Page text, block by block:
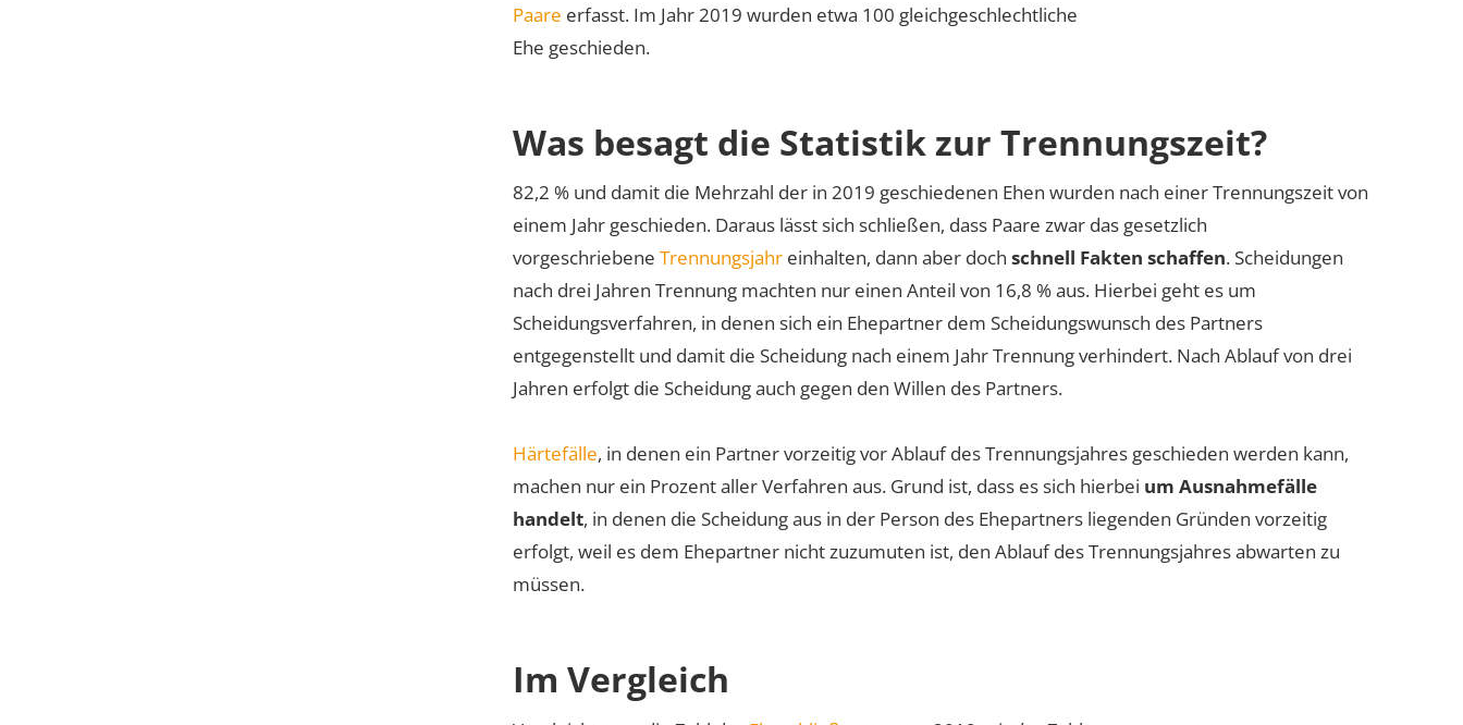
Paare erfasst. Im Jahr 2019 wurden etwa 100 gleichgeschlechtliche
Ehe geschieden.
Was besagt die Statistik zur Trennungszeit?
82,2 % und damit die Mehrzahl der in 2019 geschiedenen Ehen wurden nach einer Trennungszeit von
einem Jahr geschieden. Daraus lässt sich schließen, dass Paare zwar das gesetzlich
vorgeschriebeneTrennungsjahr einhalten, dann aber doch schnell Fakten schaffen. Scheidungen
nach drei Jahren Trennung machten nur einen Anteil von 16,8 % aus. Hierbei geht es um
Scheidungsverfahren, in denen sich ein Ehepartner dem Scheidungswunsch des Partners
entgegenstellt und damit die Scheidung nach einem Jahr Trennung verhindert. Nach Ablauf von drei
Jahren erfolgt die Scheidung auch gegen den Willen des Partners.
Härtefälle, in denen ein Partner vorzeitig vor Ablauf des Trennungsjahres geschieden werden kann,
machen nur ein Prozent aller Verfahren aus. Grund ist, dass es sich hierbei um Ausnahmefälle
handelt, in denen die Scheidung aus in der Person des Ehepartners liegenden Gründen vorzeitig
erfolgt, weil es dem Ehepartner nicht zuzumuten ist, den Ablauf des Trennungsjahres abwarten zu
müssen.
Im Vergleich